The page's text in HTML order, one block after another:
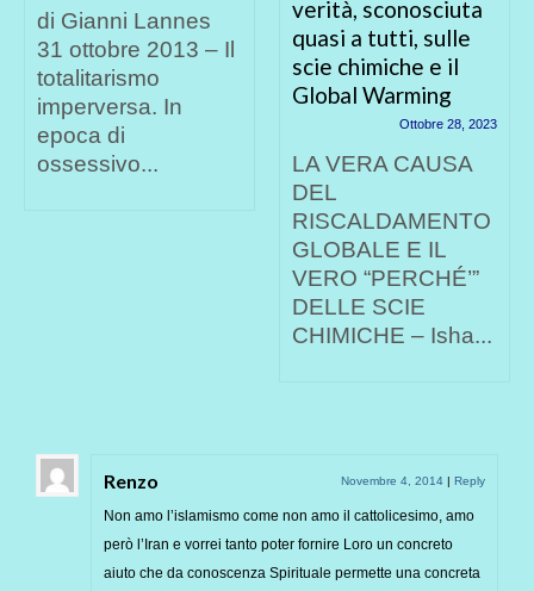
di Gianni Lannes
31 ottobre 2013 – Il
totalitarismo
imperversa. In
epoca di
ossessivo...
verità, sconosciuta
quasi a tutti, sulle
scie chimiche e il
Global Warming
Ottobre 28, 2023
LA VERA CAUSA
DEL
RISCALDAMENTO
GLOBALE E IL
VERO “PERCHÉ’”
DELLE SCIE
CHIMICHE – Isha...
Renzo Novembre 4, 2014 | Reply
Non amo l’islamismo come non amo il cattolicesimo, amo
però l’Iran e vorrei tanto poter fornire Loro un concreto
aiuto che da conoscenza Spirituale permette una concreta